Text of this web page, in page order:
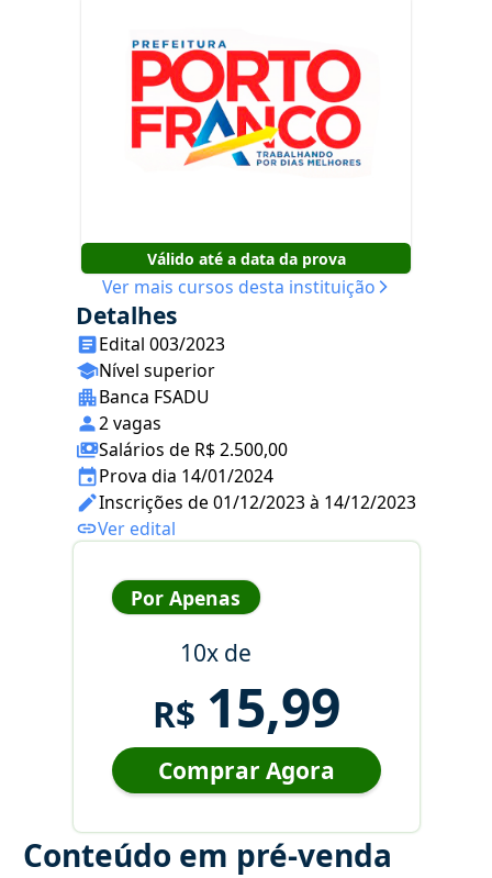
Válido até a data da prova
Ver mais cursos desta instituição
Detalhes
Edital 003/2023
Nível superior
Banca FSADU
2 vagas
Salários de R$ 2.500,00
Prova dia 14/01/2024
Inscrições de 01/12/2023 à 14/12/2023
Ver edital
Por Apenas
10x de
R$ 15,99
Comprar Agora
Conteúdo em pré-venda